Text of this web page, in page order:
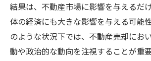
結果は、不動産市場に影響を与えるだ
体の経済にも大きな影響を与える可能
のような状況下では、不動産売却にお
動や政治的な動向を注視することが重